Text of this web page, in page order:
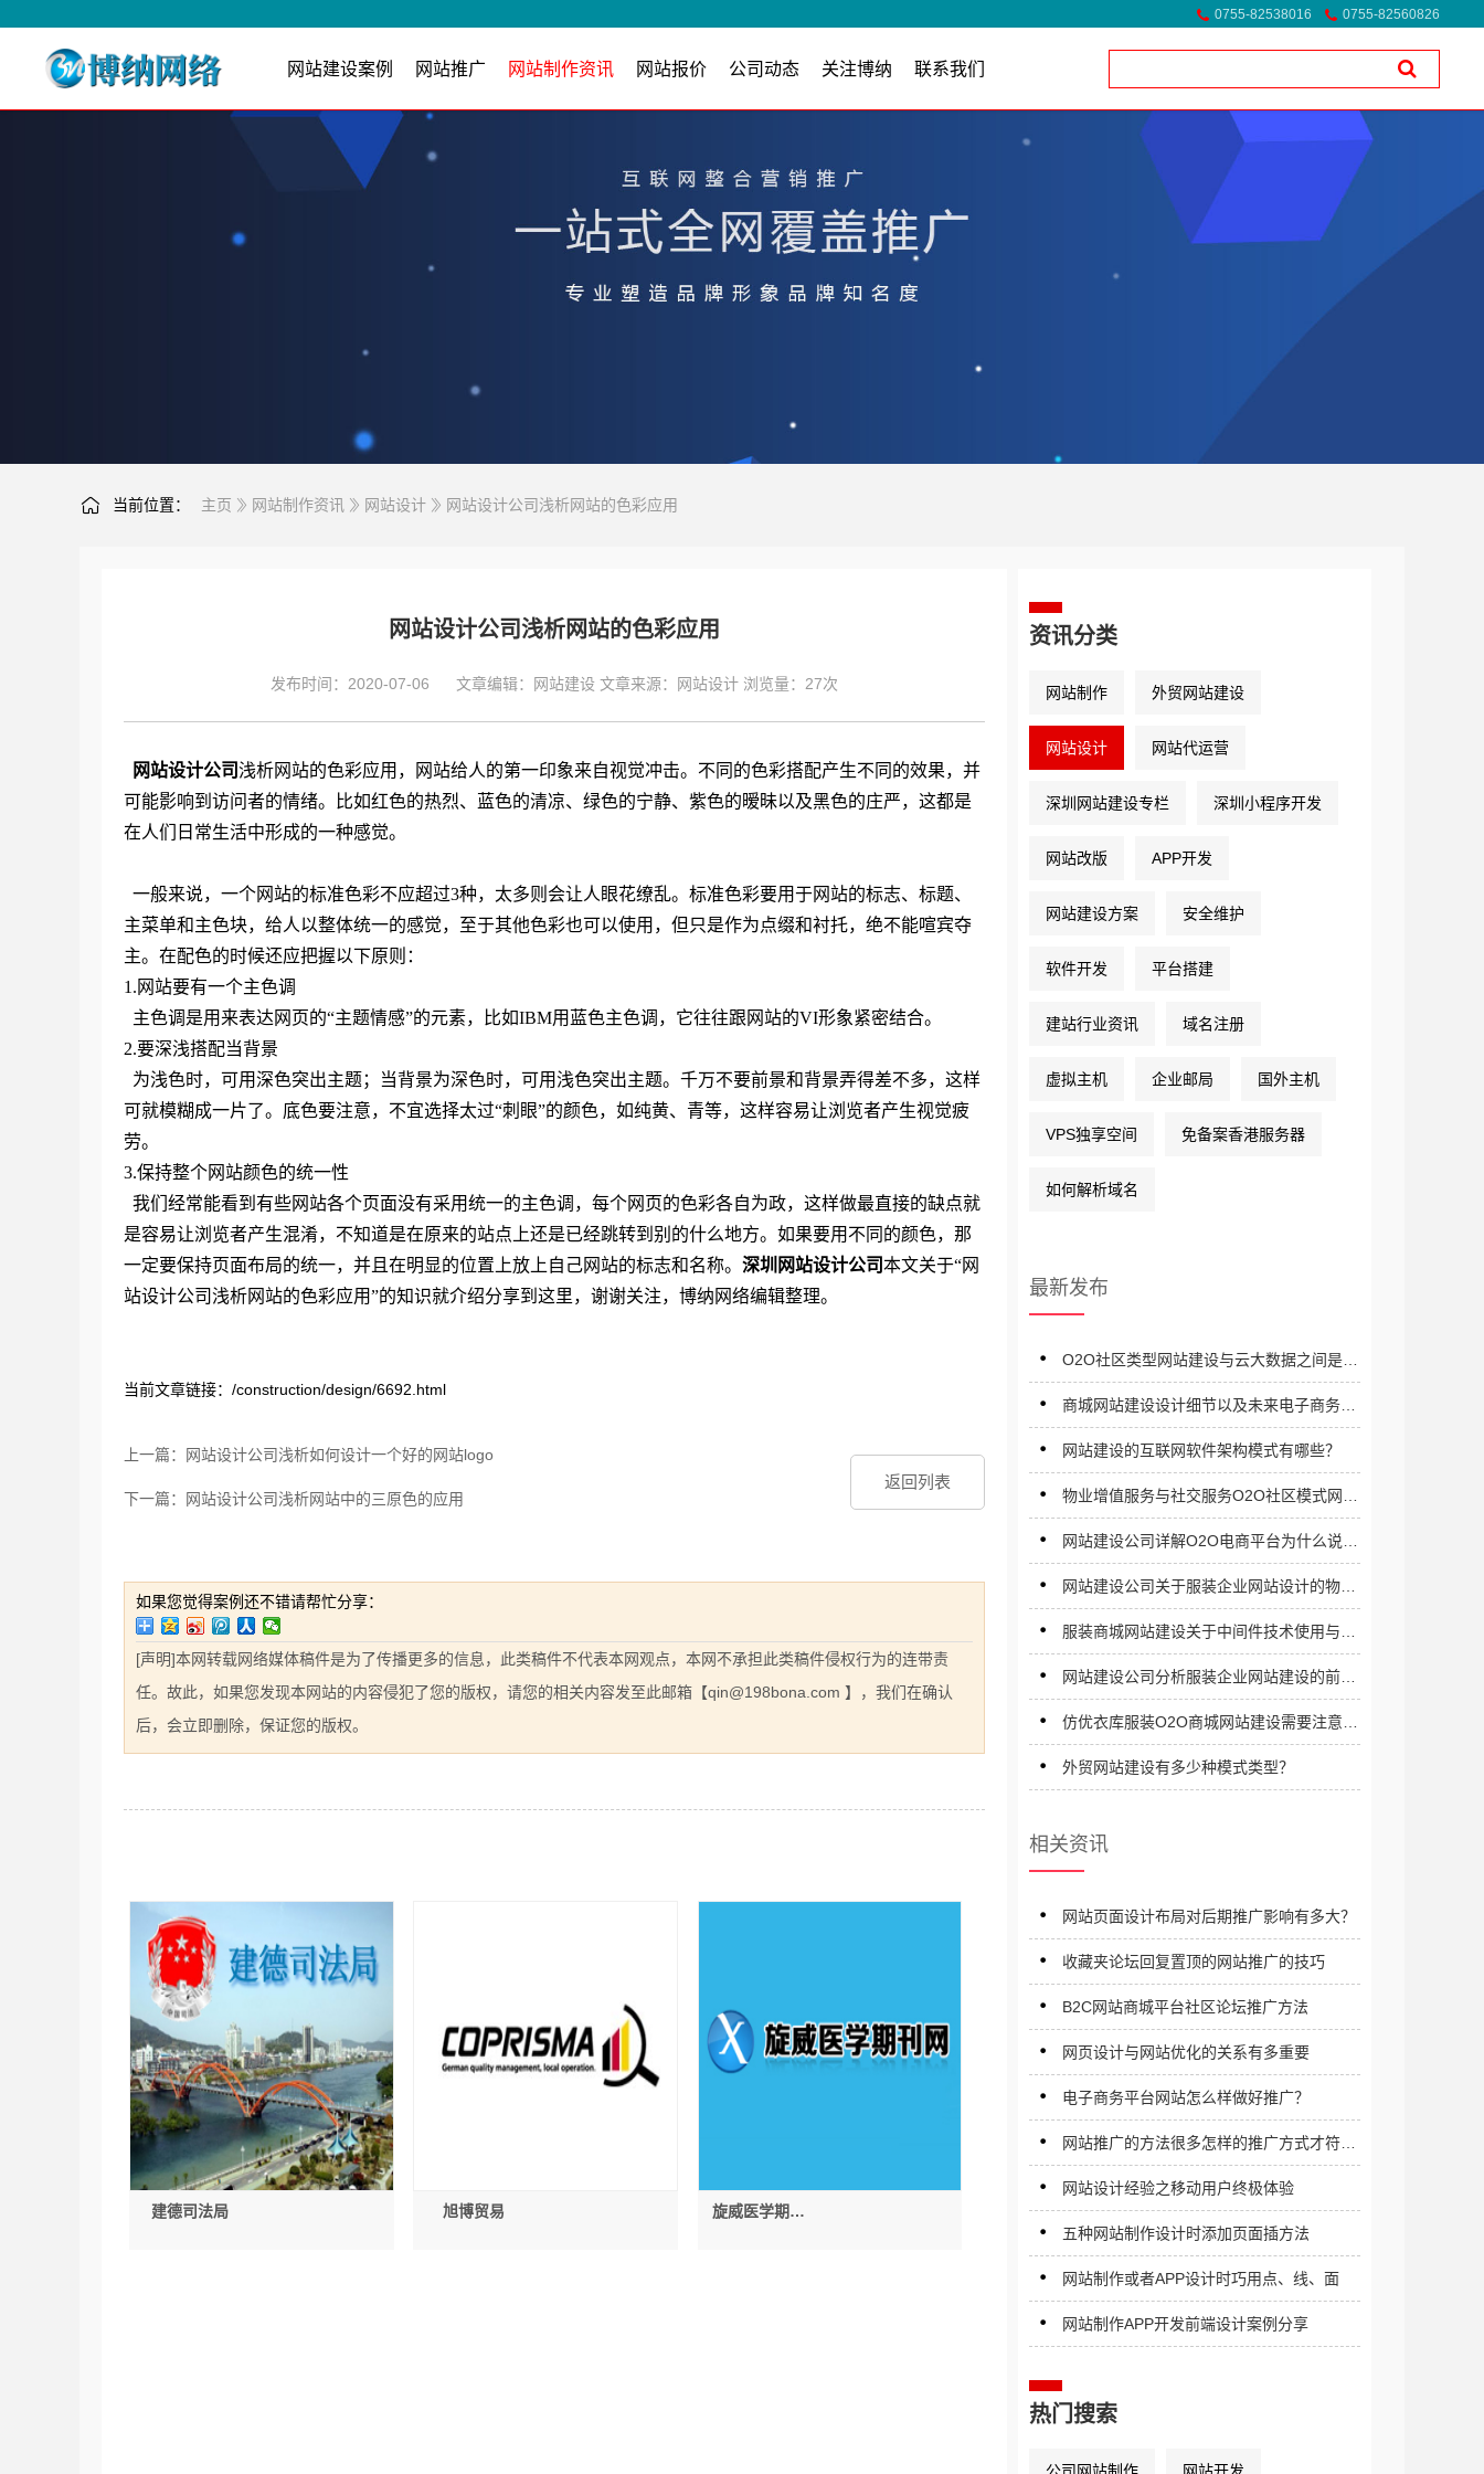
0755-82538016 0755-82560826
网站建设案例 网站推广 网站制作资讯 网站报价 公司动态 关注博纳 联系我们
当前位置： 主页 网站制作资讯 网站设计 网站设计公司浅析网站的色彩应用
网站设计公司浅析网站的色彩应用
发布时间：2020-07-06 文章编辑： 网站建设 文章来源： 网站设计 浏览量： 27次
网站设计公司浅析网站的色彩应用，网站给人的第一印象来自视觉冲击。不同的色彩搭配产生不同的效果，并
可能影响到访问者的情绪。比如红色的热烈、蓝色的清凉、绿色的宁静、紫色的暧昧以及黑色的庄严，这都是
在人们日常生活中形成的一种感觉。
一般来说，一个网站的标准色彩不应超过3种，太多则会让人眼花缭乱。标准色彩要用于网站的标志、标题、
主菜单和主色块，给人以整体统一的感觉，至于其他色彩也可以使用，但只是作为点缀和衬托，绝不能喧宾夺
主。在配色的时候还应把握以下原则：
1.网站要有一个主色调
主色调是用来表达网页的“主题情感”的元素，比如IBM用蓝色主色调，它往往跟网站的VI形象紧密结合。
2.要深浅搭配当背景
为浅色时，可用深色突出主题；当背景为深色时，可用浅色突出主题。千万不要前景和背景弄得差不多，这样
可就模糊成一片了。底色要注意，不宜选择太过“刺眼”的颜色，如纯黄、青等，这样容易让浏览者产生视觉疲
劳。
3.保持整个网站颜色的统一性
我们经常能看到有些网站各个页面没有采用统一的主色调，每个网页的色彩各自为政，这样做最直接的缺点就
是容易让浏览者产生混淆，不知道是在原来的站点上还是已经跳转到别的什么地方。如果要用不同的颜色，那
一定要保持页面布局的统一，并且在明显的位置上放上自己网站的标志和名称。 深圳网站设计公司本文关于“网
站设计公司浅析网站的色彩应用”的知识就介绍分享到这里，谢谢关注，博纳网络编辑整理。
当前文章链接：/construction/design/6692.html
上一篇：网站设计公司浅析如何设计一个好的网站logo
下一篇：网站设计公司浅析网站中的三原色的应用
返回列表
如果您觉得案例还不错请帮忙分享：
[声明]本网转载网络媒体稿件是为了传播更多的信息，此类稿件不代表本网观点，本网不承担此类稿件侵权行为的连带责
任。故此，如果您发现本网站的内容侵犯了您的版权，请您的相关内容发至此邮箱【qin@198bona.com 】，我们在确认
后，会立即删除，保证您的版权。
建德司法局 旭博贸易
旋威医学期刊
资讯分类
网站制作 外贸网站建设
网站设计 网站代运营
深圳网站建设专栏 深圳小程序开发
网站改版 APP开发
网站建设方案 安全维护
软件开发 平台搭建
建站行业资讯 域名注册
虚拟主机 企业邮局 国外主机
VPS独享空间 免备案香港服务器
如何解析域名
最新发布
O2O社区类型网站建设与云大数据之间是什
商城网站建设设计细节以及未来电子商务发
网站建设的互联网软件架构模式有哪些？
物业增值服务与社交服务O2O社区模式网站
网站建设公司详解O2O电商平台为什么说是
网站建设公司关于服装企业网站设计的物理
服装商城网站建设关于中间件技术使用与总
网站建设公司分析服装企业网站建设的前景
仿优衣库服装O2O商城网站建设需要注意些
外贸网站建设有多少种模式类型？
相关资讯
网站页面设计布局对后期推广影响有多大？
收藏夹论坛回复置顶的网站推广的技巧
B2C网站商城平台社区论坛推广方法
网页设计与网站优化的关系有多重要
电子商务平台网站怎么样做好推广？
网站推广的方法很多怎样的推广方式才符合
网站设计经验之移动用户终极体验
五种网站制作设计时添加页面插方法
网站制作或者APP设计时巧用点、线、面
网站制作APP开发前端设计案例分享
热门搜索